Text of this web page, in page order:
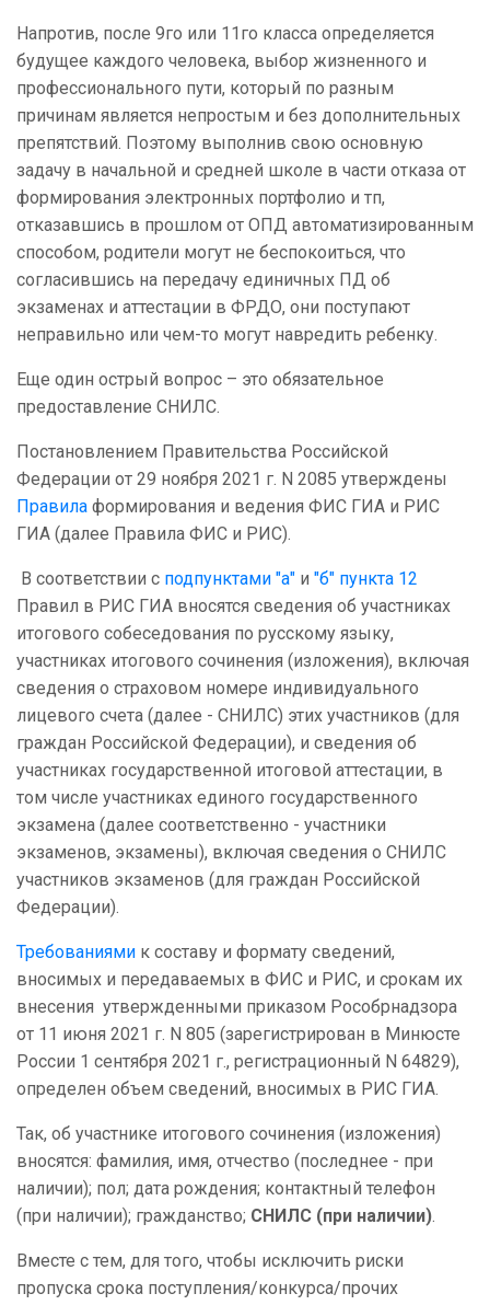
Напротив, после 9го или 11го класса определяется
будущее каждого человека, выбор жизненного и
профессионального пути, который по разным
причинам является непростым и без дополнительных
препятствий. Поэтому выполнив свою основную
задачу в начальной и средней школе в части отказа от
формирования электронных портфолио и тп,
отказавшись в прошлом от ОПД автоматизированным
способом, родители могут не беспокоиться, что
согласившись на передачу единичных ПД об
экзаменах и аттестации в ФРДО, они поступают
неправильно или чем-то могут навредить ребенку.
Еще один острый вопрос – это обязательное
предоставление СНИЛС.
Постановлением Правительства Российской
Федерации от 29 ноября 2021 г. N 2085 утверждены
Правила формирования и ведения ФИС ГИА и РИС
ГИА (далее Правила ФИС и РИС).
В соответствии с подпунктами "а" и "б" пункта 12
Правил в РИС ГИА вносятся сведения об участниках
итогового собеседования по русскому языку,
участниках итогового сочинения (изложения), включая
сведения о страховом номере индивидуального
лицевого счета (далее - СНИЛС) этих участников (для
граждан Российской Федерации), и сведения об
участниках государственной итоговой аттестации, в
том числе участниках единого государственного
экзамена (далее соответственно - участники
экзаменов, экзамены), включая сведения о СНИЛС
участников экзаменов (для граждан Российской
Федерации).
Требованиями к составу и формату сведений,
вносимых и передаваемых в ФИС и РИС, и срокам их
внесения утвержденными приказом Рособрнадзора
от 11 июня 2021 г. N 805 (зарегистрирован в Минюсте
России 1 сентября 2021 г., регистрационный N 64829),
определен объем сведений, вносимых в РИС ГИА.
Так, об участнике итогового сочинения (изложения)
вносятся: фамилия, имя, отчество (последнее - при
наличии); пол; дата рождения; контактный телефон
(при наличии); гражданство; СНИЛС (при наличии)
Вместе с тем, для того, чтобы исключить риски
пропуска срока поступления/конкурса/прочих